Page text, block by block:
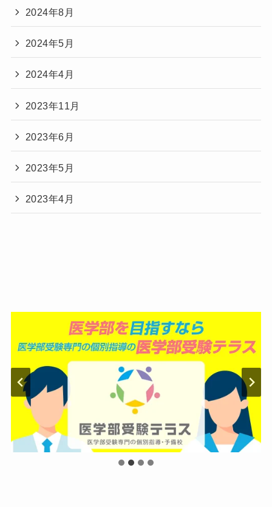
2024年8月
2024年5月
2024年4月
2023年11月
2023年6月
2023年5月
2023年4月